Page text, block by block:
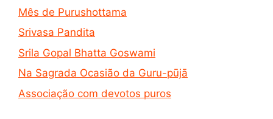
Mês de Purushottama
Srivasa Pandita
Srila Gopal Bhatta Goswami
Na Sagrada Ocasião da Guru-pūjā
Associação com devotos puros